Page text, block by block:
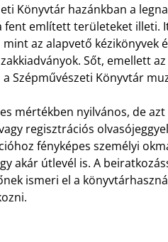
Könyvtár hazánkban a
fent említett területeket illeti.
mint az alapvető kézikönyvek
Sőt, emellett
Szépművészeti Könyvtár
mértékben nyilvános, de
regisztrációs
fényképes személyi
akár útlevél is. A
ismeri el a